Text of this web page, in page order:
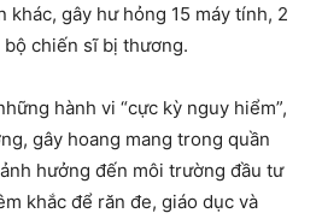
khác, gây hư hỏng 15 máy tính, 2
chiến sĩ bị thương.
hành vi “cực kỳ nguy hiểm”,
gây hoang mang trong quần
hưởng đến môi trường đầu tư
khắc để răn đe, giáo dục và